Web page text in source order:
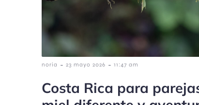
noria - 23 mayo 2026 - 11:47 am
Costa Rica para